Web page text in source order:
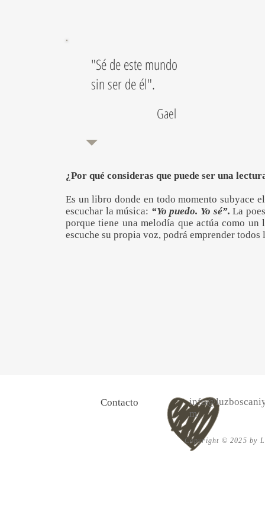
"Sé de este mundo
sin ser de él".
Gael
¿Por qué consideras que puede ser una
Es un libro donde en todo momento subyace
escuchar la música: “Yo puedo. Yo sé”. La
porque tiene una melodía que actúa como
escuche su propia voz, podrá emprender todos
Contacto
m
Copyright © 2025 by